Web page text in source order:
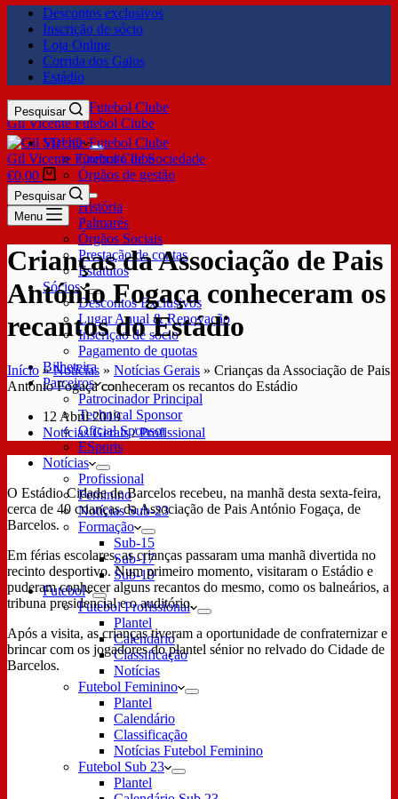
Descontos exclusivos
Inscrição de sócio
Loja Online
Corrida dos Galos
Estádio
Gil Vicente Futebol Clube
Pesquisar
SDUQ
Contrato de Sociedade
Órgãos de gestão
Clube
História
Palmarés
Órgãos Sociais
Prestação de contas
Estatutos
Sócios
Descontos Exclusivos
Lugar Anual & Renovação
Inscrição de sócio
Pagamento de quotas
Bilheteira
Parceiros
Patrocinador Principal
Technical Sponsor
Oficial Sponsor
ESports
Notícias
Profissional
Feminino
Notícias Sub-23
Formação
Sub-15
Sub-17
Sub-19
Futebol
Futebol Profissional
Plantel
Calendário
Classificação
Notícias
Futebol Feminino
Plantel
Calendário
Classificação
Notícias Futebol Feminino
Futebol Sub 23
Plantel
Gil Vicente Futebol Clube
€0,00
Pesquisar
Menu
Crianças da Associação de Pais
António Fogaça conheceram os
recantos do Estádio
Início »Notícias » Notícias Gerais » Crianças da Associação de Pais
António Fogaça conheceram os recantos do Estádio
12 Abril 2019
Notícias Gerais/Profissional
O Estádio Cidade de Barcelos recebeu, na manhã desta sexta-feira,
cerca de 40 crianças da Associação de Pais António Fogaça, de
Barcelos.
Em férias escolares, as crianças passaram uma manhã divertida no
recinto desportivo. Num primeiro momento, visitaram o Estádio e
puderam conhecer alguns recantos do mesmo, como os balneários, a
tribuna presidencial e o auditório.
Após a visita, as crianças tiveram a oportunidade de confraternizar e
brincar com os jogadores do plantel sénior no relvado do Cidade de
Barcelos.